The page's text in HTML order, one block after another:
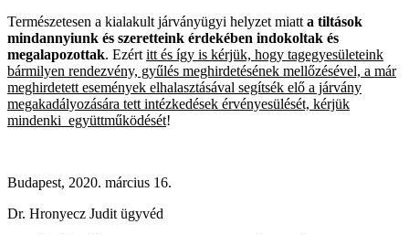
Természetesen a kialakult járványügyi helyzet miatt a tiltások
mindannyiunk és szeretteink érdekében indokoltak és
megalapozottak. Ezért itt és így is kérjük, hogy tagegyesületeink
bármilyen rendezvény, gyűlés meghirdetésének mellőzésével, a már
meghirdetett események elhalasztásával segítsék elő a járvány
megakadályozására tett intézkedések érvényesülését, kérjük
mindenki együttműködését!
Budapest, 2020. március 16.
Dr. Hronyecz Judit ügyvéd